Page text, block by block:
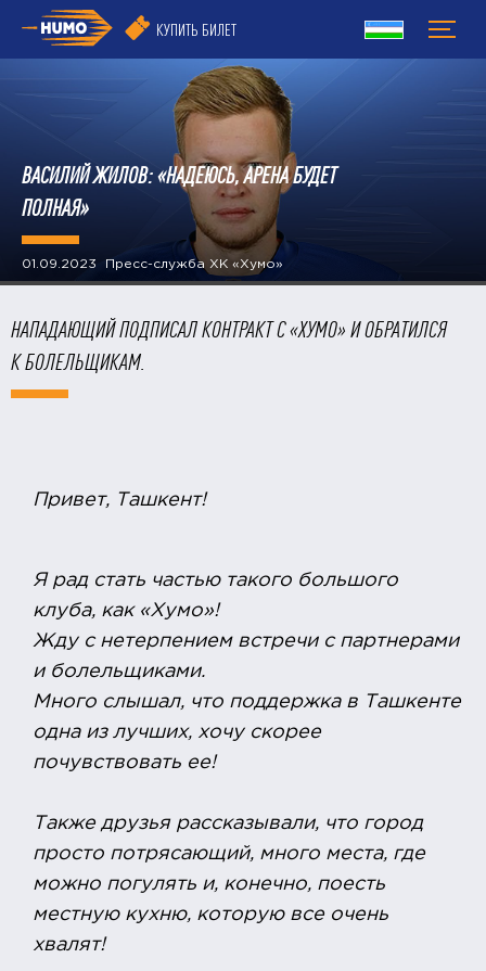
КУПИТЬ БИЛЕТ
​ВАСИЛИЙ ЖИЛОВ: «НАДЕЮСЬ, АРЕНА БУДЕТ
ПОЛНАЯ»
01.09.2023 Пресс-служба ХК «Хумо»
НАПАДАЮЩИЙ ПОДПИСАЛ КОНТРАКТ С «ХУМО» И ОБРАТИЛСЯ
К БОЛЕЛЬЩИКАМ.
Привет, Ташкент!
Я рад стать частью такого большого
клуба, как «Хумо»!
Жду с нетерпением встречи с партнерами
и болельщиками.
Много слышал, что поддержка в Ташкенте
одна из лучших, хочу скорее
почувствовать ее!
Также друзья рассказывали, что город
просто потрясающий, много места, где
можно погулять и, конечно, поесть
местную кухню, которую все очень
хвалят!